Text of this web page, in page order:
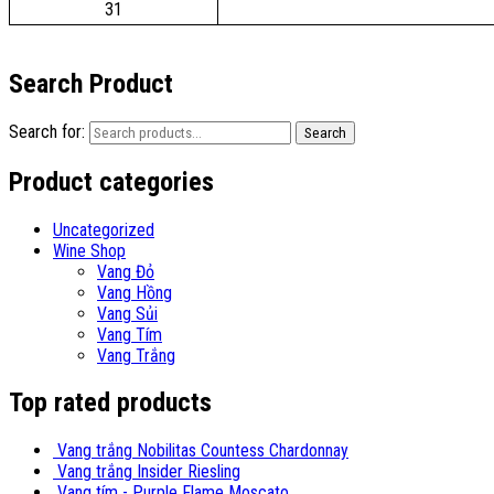
31
Search Product
Search for: Search
Product categories
Uncategorized
Wine Shop
Vang Đỏ
Vang Hồng
Vang Sủi
Vang Tím
Vang Trắng
Top rated products
Vang trắng Nobilitas Countess Chardonnay
Vang trắng Insider Riesling